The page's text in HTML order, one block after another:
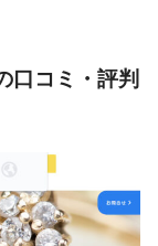
口コミ・評判